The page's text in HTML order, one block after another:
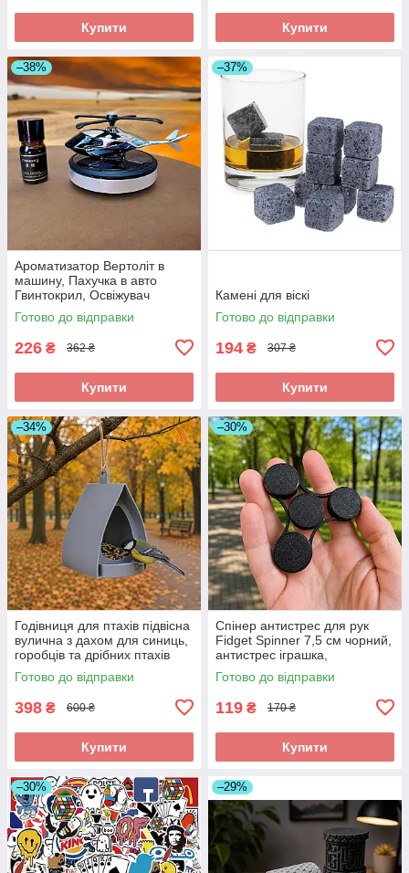
Купити Купити
–38%
Ароматизатор Вертоліт в
машину, Пахучка в авто
Гвинтокрил, Освіжувач
повітря
Готово до відправки
226 ₴ 362 ₴
Купити
–37%
Камені для віскі
Готово до відправки
194 ₴ 307 ₴
Купити
–34%
Годівниця для птахів підвісна
вулична з дахом для синиць,
горобців та дрібних птахів
14×12×15 см
Готово до відправки
398 ₴ 600 ₴
Купити
–30%
Спінер антистрес для рук
Fidget Spinner 7,5 см чорний,
антистрес іграшка,
кишеньковий спінер, спінер
для дітей та дорослих
Готово до відправки
119 ₴ 170 ₴
Купити
–30% –29%